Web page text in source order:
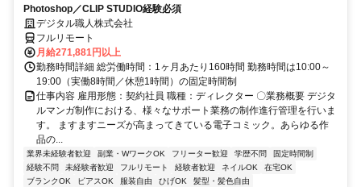
Photoshop／CLIP STUDIO経験必須
デジタル職人株式会社
フルリモート
月給271,881円以上
勤務時間詳細 総労働時間：1ヶ月あたり160時間 勤務時間は10:00～
19:00（実働8時間／休憩1時間）の固定時間制
仕事内容 雇用形態：契約社員 職種：ディレクター 〇業務概要 デジタ
ルマンガ制作における、様々なサポート業務の制作進行管理を行いま
す。 ますますニーズが高まってきている電子コミック。あらゆる作
品の...
業界未経験者歓迎 副業・WワークOK フリーター歓迎 学歴不問
固定時間制
経験不問
未経験者歓迎 フルリモート 経験者歓迎 ネイルOK
在宅OK
ブランクOK
ピアスOK 服装自由 ひげOK 髪型・髪色自由